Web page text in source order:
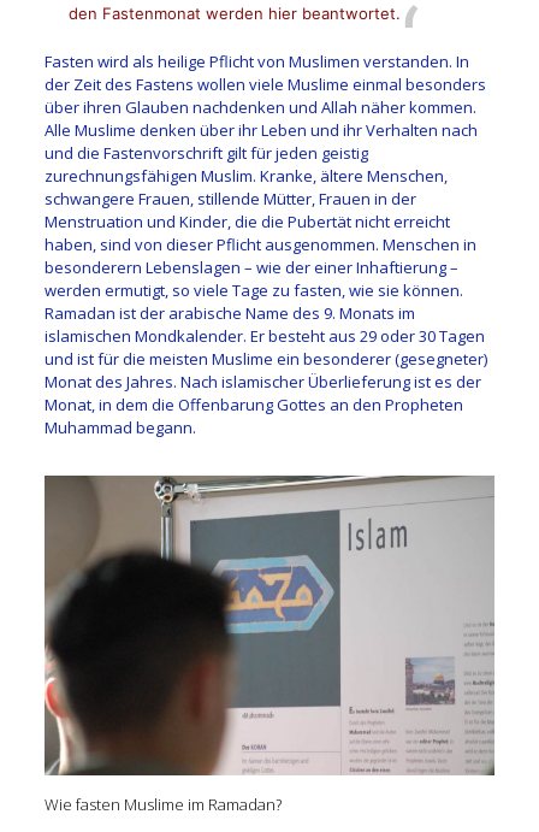
den Fastenmonat werden hier beantwortet.
Fasten wird als heilige Pflicht von Muslimen verstanden. In
der Zeit des Fastens wollen viele Muslime einmal besonders
über ihren Glauben nachdenken und Allah näher kommen.
Alle Muslime denken über ihr Leben und ihr Verhalten nach
und die Fastenvorschrift gilt für jeden geistig
zurechnungsfähigen Muslim. Kranke, ältere Menschen,
schwangere Frauen, stillende Mütter, Frauen in der
Menstruation und Kinder, die die Pubertät nicht erreicht
haben, sind von dieser Pflicht ausgenommen. Menschen in
besonderern Lebenslagen – wie der einer Inhaftierung –
werden ermutigt, so viele Tage zu fasten, wie sie können.
Ramadan ist der arabische Name des 9. Monats im
islamischen Mondkalender. Er besteht aus 29 oder 30 Tagen
und ist für die meisten Muslime ein besonderer (gesegneter)
Monat des Jahres. Nach islamischer Überlieferung ist es der
Monat, in dem die Offenbarung Gottes an den Propheten
Muhammad begann.
Wie fasten Muslime im Ramadan?